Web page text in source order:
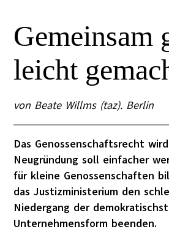
Gemeinsam
leicht
von Beate Willms (taz). Berlin
Das Genossenschaftsrecht
Neugründung soll einfacher
für kleine Genossenschaften
das Justizministerium den
Niedergang der
Unternehmensform beenden.